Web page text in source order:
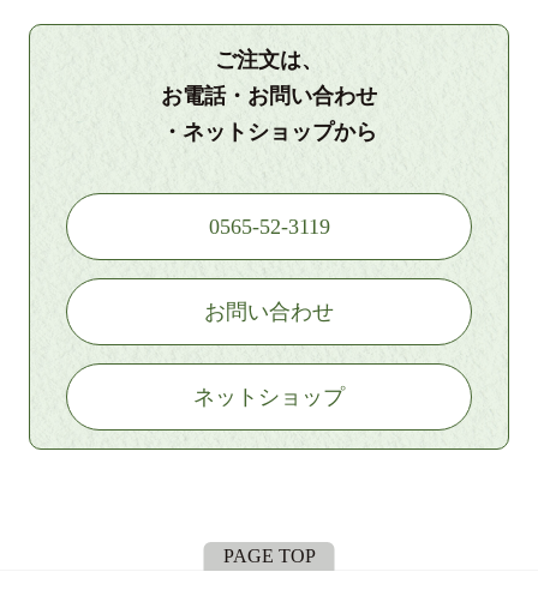
ご注文は、
お電話・お問い合わせ
・ネットショップから
0565-52-3119
お問い合わせ
ネットショップ
PAGE TOP